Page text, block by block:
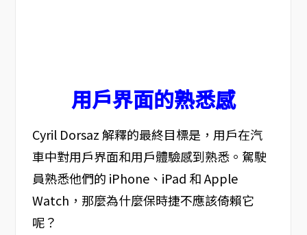
用戶界面的熟悉感
Cyril Dorsaz 解釋的最終目標是，用戶在汽
車中對用戶界面和用戶體驗感到熟悉。駕駛
員熟悉他們的 iPhone、iPad 和 Apple
Watch，那麼為什麼保時捷不應該倚賴它
呢？